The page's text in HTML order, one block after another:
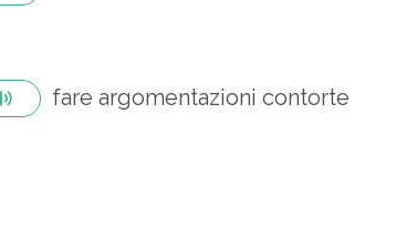
fare argomentazioni contorte